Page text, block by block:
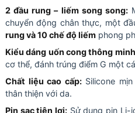
2 đầu rung – liếm song song:
chuyển động chân thực, một
rung và 10 chế độ liếmphong
Kiểu dáng uốn cong thông
cơ thể, đánh trúng điểm G một
Chất liệu cao cấp:Silicone
thân thiện với da.
Pin sạc tiện lợi: Sử dụng pin Li-